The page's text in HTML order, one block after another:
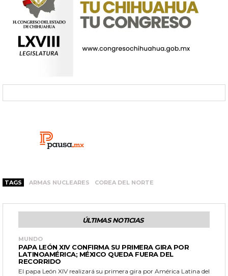
TAGS ARMAS NUCLEARES COREA DEL NORTE
ÚLTIMAS NOTICIAS
MUNDO
PAPA LEÓN XIV CONFIRMA SU PRIMERA GIRA POR
LATINOAMÉRICA; MÉXICO QUEDA FUERA DEL
RECORRIDO
El papa León XIV realizará su primera gira por América Latina del